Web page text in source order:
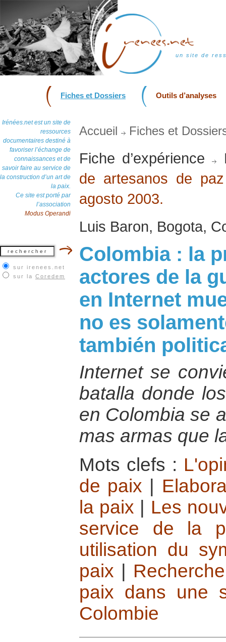
un site de
Fiches et Dossiers Outils d’analyses
Irénées.net est un site de
ressources
documentaires destiné à
favoriser l’échange de
connaissances et de
savoir faire au service de
la construction d’un art de
la paix.
Ce site est porté par
l’association
Modus Operandi
sur irenees.net
sur la Coredem
Accueil Fiches et
Fiche d’expérience
de artesanos de
agosto 2003.
Luis Baron, Bogota,
Colombia : la
actores de la
en Internet
no es
también
Internet se
batalla donde
en Colombia se
mas armas que
Mots clefs :
de paix
la paix
Les
service de la
utilisation du
paix
paix dans une
Colombie